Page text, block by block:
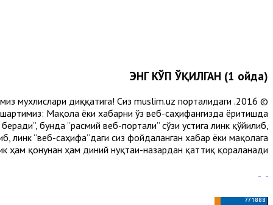
ЭНГ КЎП ЎҚИЛГАН (1 ойда)
мухлислари диққатига! Сиз muslim.uz порталидаги
Мақола ёки хабарни ўз веб-саҳифангизда ёритишда
бунда “расмий веб-портали” сўзи устига линк қўйилиб,
линк “веб-саҳифа”даги сиз фойдаланган хабар ёки мақолага
ҳам қонунан ҳам диний нуқтаи-назардан қаттиқ қораланади.